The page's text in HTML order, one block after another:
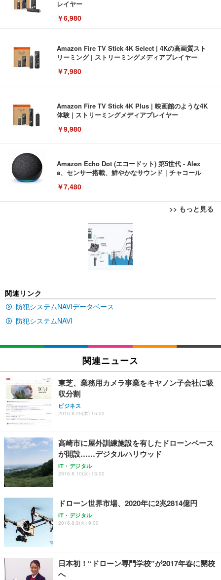
レイヤー
￥6,980
Amazon Fire TV Stick 4K Select | 4Kの高画質スト
リーミング | ストリーミングメディアプレイヤー
￥7,980
Amazon Fire TV Stick 4K Plus | 映画館のような4K
体験 | ストリーミングメディアプレイヤー
￥9,980
Amazon Echo Dot (エコードット) 第5世代 - Alex
a、センサー搭載、鮮やかなサウンド｜チャコール
￥7,480
>> もっと見る
[EdoErgo] オフィスチェア 椅子 テレワーク 疲れな
い 跳ね上げ式アームレスト コンパクト 約105度ロッ
キング pc 事務椅子 360度回転 座面昇降 強化ナイロ
ン樹脂ベース 通気性メッシュ 在宅ワーク H-WY01
(黒網+黒枠+黒足)
ュチェア 人間工学 疲れない ブラック
￥27,999
Sezlife オフィスチェア デスクチェア 疲れない テレ
能 人間工学 椅子 腰サポート 90度跳ね上げ式アーム
レスト 3Dヘッドレスト ハンガー付き 高反発クッシ
ョン PCチェア 通気性メッシュ ゲーミング/勉強/事
務用 おしゃれ パソコンチェア (ブラック)
Sezlife オフィスチェア デスクチェア 疲れない テレ
ワーク チェア 強化バックレスト 30度ロッキング機
能 人間工学 椅子 腰サポート 90度跳ね上げ式アーム
ョン PCチェア 通気性メッシュ ゲーミング/勉強/事
務用 おしゃれ パソコンチェア (ホワイト)
ANDWINT オフィスチェア デスクチェア 肘なし メ
ッシュ 通気性 ランバーサポート付き 腰サポート ガ
ス圧無段階昇降 360度回転 キャスター付き コンパク
EIZO ビジネス向けプレミアムモニター | FlexScan
EV3240X-WT | 31.5型4K UHD・USB Type-C・ホワ
イト
￥109,572
【純正品】27"ゲーミングモニター DualSense 充電
フック付き（CFI-ZDM1J）
￥49,979
【整備済み品】Dell E2724HS 27インチ 液晶モニタ
ー フルHD（1920×1080）VA 非光沢 HDMI/DisplayP
ort/VGA スピーカー内蔵 高さ調整 スイベル VESA対
【MiniLED/24.5inch/280Hz/FHD】GRAPHT THE S
HOOTER Gaming Monitor 24” Essential ゲーミン
グモニター QD 24.5インチ 1ms FHD 量子ドット 残
Amazonベーシック ペットシーツ 薄型 レギュラー 1
回使い捨て 無香料 ホワイト 300枚
x2袋(84枚) ホワイト(吸収面:ライトブルー)
￥3,234
ネオ・ルーライフ ネオ・オムツ L 中型犬用 26枚入
￥1,800
Smart Basic(スマートベーシック) 【Amazon.co.jp
限定】 Smart Basic アイリスオーヤマ ペットシーツ
超厚型 お徳用 ワイド 100枚入 (x 1) (ケース販売)
アイリスオーヤマ ペットシーツ 超厚型 お徳用 レギ
ュラー 200枚入【Amazon.co.jp限定】
関連リンク
防犯システムNAVIデータベース
防犯システムNAVI
関連ニュース
東芝、業務用カメラ事業をキヤノン子会社に吸
収分割
ビジネス
2016.8.25(木) 15:00
高崎市に屋外訓練施設を有したドローンベース
が開設……デジタルハリウッド
IT・デジタル
2016.8.10(水) 13:00
ドローン世界市場、2020年に2兆2814億円
IT・デジタル
2016.8.9(火) 9:00
日本初！“ドローン専門学校”が2017年春に開校
へ